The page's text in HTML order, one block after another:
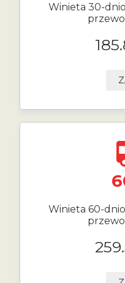
Winieta 30-
Winieta 60-